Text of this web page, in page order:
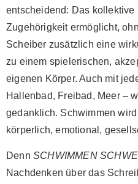
entscheidend: Das kollektive
Zugehörigkeit ermöglicht,
Scheiber zusätzlich eine
zu einem spielerischen,
eigenen Körper. Auch mit
Hallenbad, Freibad, Meer –
gedanklich. Schwimmen
körperlich, emotional,
Denn SCHWIMMEN
Nachdenken über das